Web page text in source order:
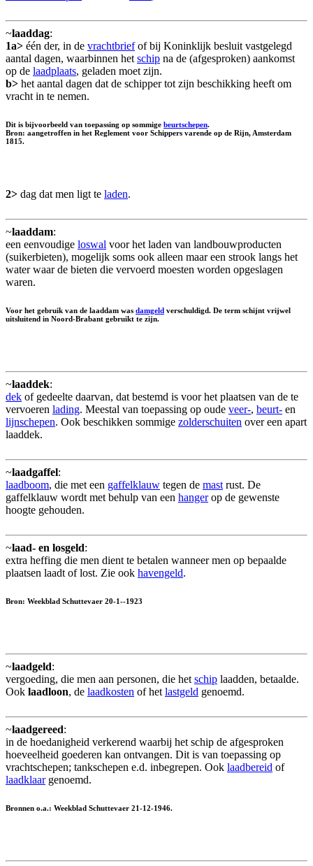
~laaddag:
1a> één der, in de vrachtbriefof bij Koninklijk besluit vastgelegd
aantal dagen, waarbinnen het schip na de (afgesproken) aankomst
op de laadplaats, geladen moet zijn.
b> het aantal dagen dat de schipper tot zijn beschikking heeft om
vracht in te nemen.
Dit is bijvoorbeeld van toepassing op sommige beurtschepen.
Bron: aangetroffen in het Reglement voor Schippers varende op de Rijn, Amsterdam
1815.
2> dag dat men ligt te laden.
~laaddam:
een eenvoudige loswal voor het laden van landbouwproducten
(suikerbieten), mogelijk soms ook alleen maar een strook langs het
water waar de bieten die vervoerd moesten worden opgeslagen
waren.
Voor het gebruik van de laaddam was damgeld verschuldigd. De term schijnt vrijwel
uitsluitend in Noord-Brabant gebruikt te zijn.
~laaddek:
dek of gedeelte daarvan, dat bestemd is voor het plaatsen van de te
vervoeren lading. Meestal van toepassing op oude veer-, beurt- en
lijnschepen. Ook beschikken sommige zolderschuiten over een apart
laaddek.
~laadgaffel:
laadboom, die met een gaffelklauw tegen de mast rust. De
gaffelklauw wordt met behulp van een hangerop de gewenste
hoogte gehouden.
~laad- en losgeld:
extra heffing die men dient te betalen wanneer men op bepaalde
plaatsen laadt of lost. Zie ook havengeld.
Bron: Weekblad Schuttevaer 20-1--1923
~laadgeld:
vergoeding, die men aan personen, die het schip laadden, betaalde.
Ook laadloon, de laadkosten of het lastgeld genoemd.
~laadgereed:
in de hoedanigheid verkerend waarbij het schip de afgesproken
hoeveelheid goederen kan ontvangen. Dit is van toepassing op
vrachtschepen; tankschepen e.d. inbegrepen. Ook laadbereid of
laadklaargenoemd.
Bronnen o.a.: Weekblad Schuttevaer 21-12-1946.